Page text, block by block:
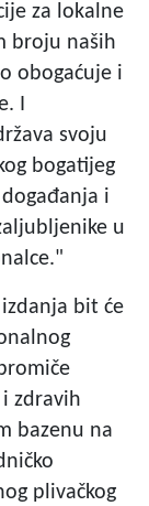
za lokalne
broju naših
obogaćuje i
I
svoju
bogatijeg
i
u
bit će
zdravih
bazenu na
plivačkog